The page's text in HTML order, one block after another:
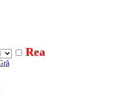
Rea